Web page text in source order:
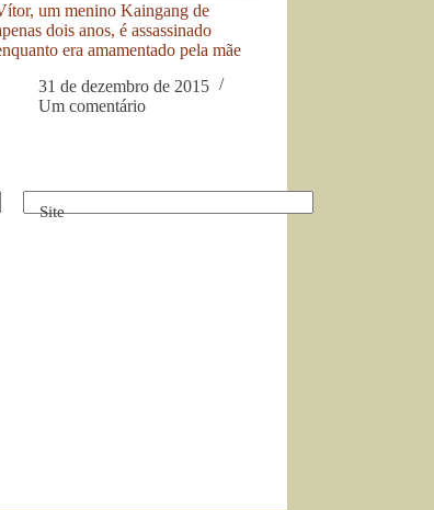
um menino Kaingang de
dois anos, é assassinado
era amamentado pela mãe
31 de dezembro de 2015
Um comentário
Site